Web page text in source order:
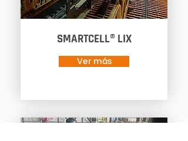
SMARTCELL® LIX
Ver más